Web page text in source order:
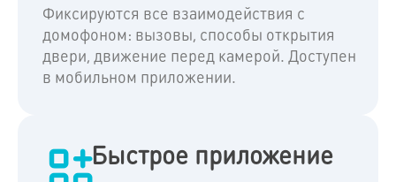
Фиксируются все взаимодействия с
домофоном: вызовы, способы открытия
двери, движение перед камерой. Доступен
в мобильном приложении.
Быстрое приложение